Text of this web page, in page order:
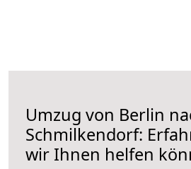
Umzug von Berlin
Schmilkendorf:
wir Ihnen helfen